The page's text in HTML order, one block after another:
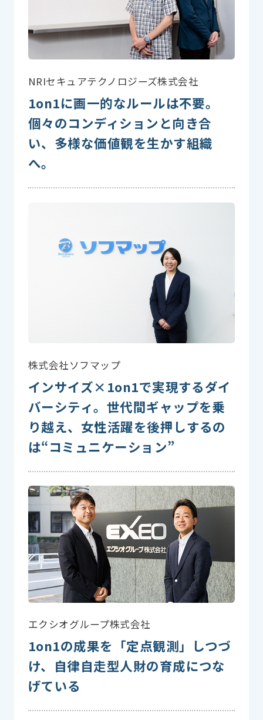
NRIセキュアテクノロジーズ株式会社
1on1に画一的なルールは不要。
個々のコンディションと向き合
い、多様な価値観を生かす組織
へ。
株式会社ソフマップ
インサイズ×1on1で実現するダイ
バーシティ。世代間ギャップを乗
り越え、女性活躍を後押しするの
は“コミュニケーション”
エクシオグループ株式会社
1on1の成果を「定点観測」しつづ
け、自律自走型人財の育成につな
げている